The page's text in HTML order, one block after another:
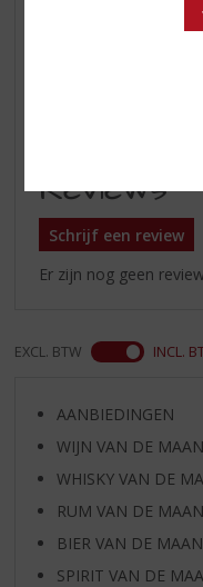
Reviews
Schrijf een review
Er zijn nog geen
EXCL. BTW INCL.
AANBIEDINGEN
WIJN VAN DE
WHISKY VAN DE
RUM VAN DE
BIER VAN DE
SPIRIT VAN DE